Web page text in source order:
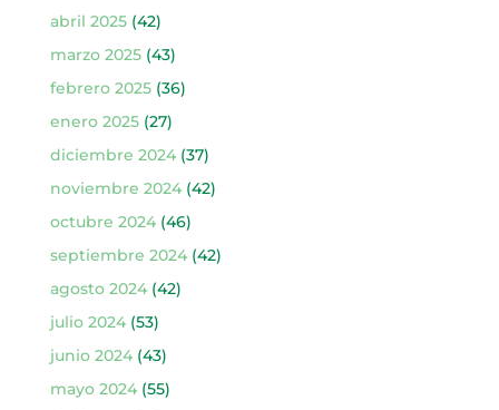
abril 2025(42)
marzo 2025(43)
febrero 2025(36)
enero 2025(27)
diciembre 2024(37)
noviembre 2024(42)
octubre 2024(46)
septiembre 2024(42)
agosto 2024(42)
julio 2024(53)
junio 2024(43)
mayo 2024(55)